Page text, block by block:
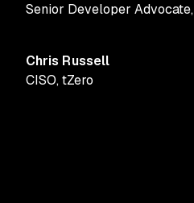
Senior Developer Advocate,
Chris Russell
CISO,tZero